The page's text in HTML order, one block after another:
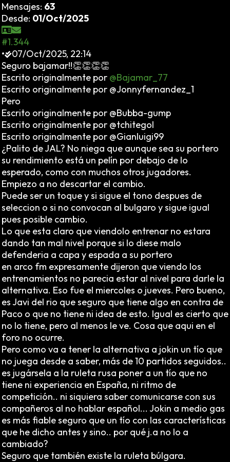
Mensajes: 63
Desde: 01/Oct/2025
#1.344
•
07/Oct/2025, 22:14
Seguro bajamar!!👏👏👏👏
Escrito originalmente por @Bajamar_77
Escrito originalmente por @Jonnyfernandez_1
Pero
Escrito originalmente por @Bubba-gump
Escrito originalmente por @tchitegol
Escrito originalmente por @Gianluigi99
¿Palito de JAL? No niega que aunque sea su portero
su rendimiento está un pelín por debajo de lo
esperado, como con muchos otros jugadores.
Empiezo a no descartar el cambio.
Puede ser un toque y si sigue el tono despues de
seleccion o si no convocan al bulgaro y sigue igual
pues posible cambio.
Lo que esta claro que viendolo entrenar no estara
dando tan mal nivel porque si lo diese malo
defenderia a capa y espada a su portero
en arco fm expresamente dijeron que viendo los
entrenamientos no parecia estar al nivel para darle la
alternativa. Eso fue el miercoles o jueves. Pero bueno,
es Javi del rio que seguro que tiene algo en contra de
Paco o que no tiene ni idea de esto. Igual es cierto que
no lo tiene, pero al menos le ve. Cosa que aqui en el
foro no ocurre.
Pero como va a tener la alternativa a jokin un tío que
no juega desde a saber, más de 10 partidos seguidos..
es jugársela a la ruleta rusa poner a un tío que no
tiene ni experiencia en España, ni ritmo de
competición.. ni siquiera saber comunicarse con sus
compañeros al no hablar español... Jokin a medio gas
es más fiable seguro que un tío con las características
que he dicho antes y sino.. por qué j.a no lo a
cambiado?
Seguro que también existe la ruleta búlgara.